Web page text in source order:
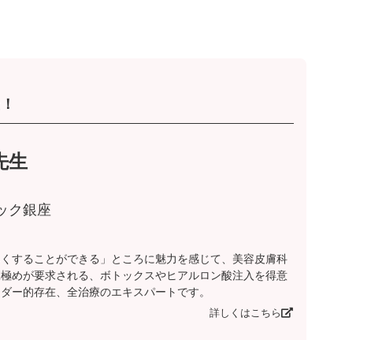
生
ク銀座
することができる」ところに魅力を感じて、美容皮膚科
めが要求される、ボトックスやヒアルロン酸注入を得意
ー的存在、全治療のエキスパートです。
詳しくはこちら